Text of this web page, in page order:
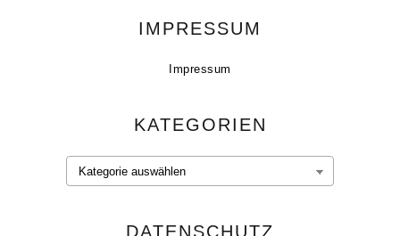
IMPRESSUM
Impressum
KATEGORIEN
Kategorien
DATENSCHUTZ